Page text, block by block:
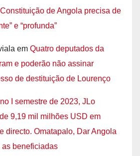
Constituição de Angola precisa de
e “profunda”
em Quatro deputados da
e poderão não assinar
de destituição de Lourenço
I semestre de 2023, JLo
9,19 mil milhões USD em
directo. Omatapalo, Dar Angola
as beneficiadas